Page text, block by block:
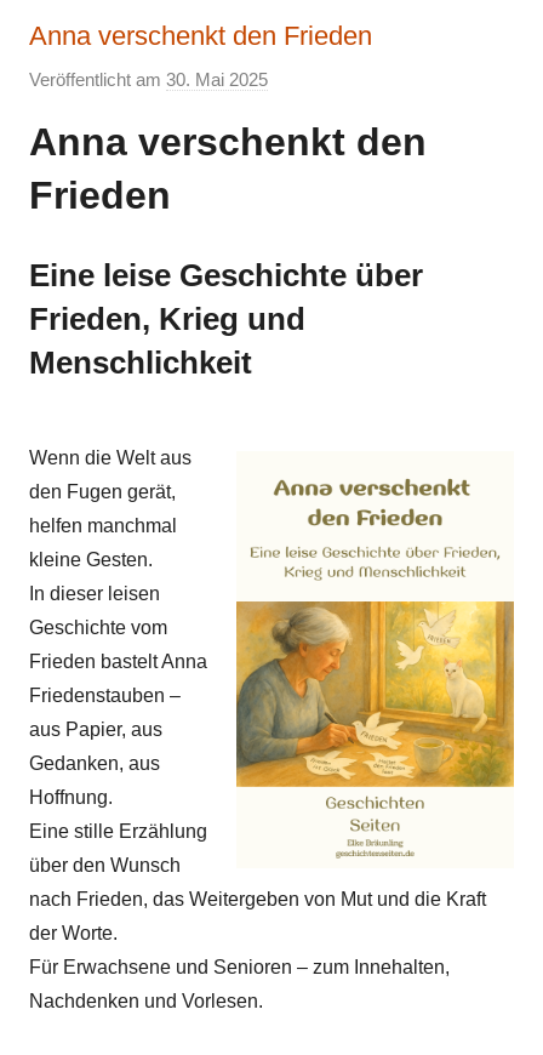
Anna verschenkt den Frieden
Veröffentlicht am 30. Mai 2025
n
e
Anna verschenkt den
Frieden
Eine leise Geschichte über
Frieden, Krieg und
Menschlichkeit
Wenn die Welt aus
den Fugen gerät,
helfen manchmal
kleine Gesten.
In dieser leisen
Geschichte vom
Frieden bastelt Anna
Friedenstauben –
aus Papier, aus
Gedanken, aus
Hoffnung.
Eine stille Erzählung
über den Wunsch
nach Frieden, das Weitergeben von Mut und die Kraft
der Worte.
Für Erwachsene und Senioren – zum Innehalten,
Nachdenken und Vorlesen.